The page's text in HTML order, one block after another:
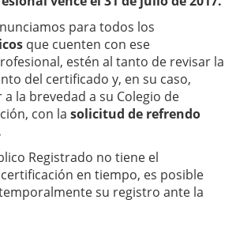
para todos los
que cuenten con ese
estén al tanto de revisar la
del certificado y, en su caso,
la brevedad a su Colegio de
con la solicitud de refrendo
Registrado no tiene el
en tiempo, es posible
su registro ante la